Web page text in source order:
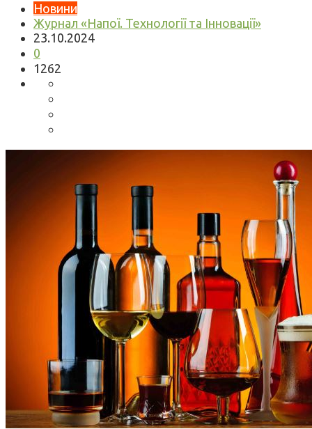
Новини
Журнал «Напої. Технології та Інновації»
23.10.2024
0
1262